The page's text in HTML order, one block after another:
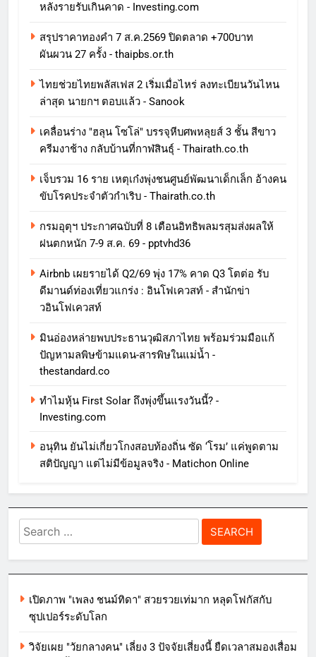
หลังรายรับเกินคาด - Investing.com
สรุปราคาทองคำ 7 ส.ค.2569 ปิดตลาด +700บาท
ผันผวน 27 ครั้ง - thaipbs.or.th
ไทยช่วยไทยพลัสเฟส 2 เริ่มเมื่อไหร่ ลงทะเบียนวันไหน
ล่าสุด นายกฯ ตอบแล้ว - Sanook
เคลื่อนร่าง "ฮลุน โซโล่" บรรจุหีบศพหลุยส์ 3 ชั้น สีขาว
ครีมงาช้าง กลับบ้านที่กาฬสินธุ์ - Thairath.co.th
เจ็บรวม 16 ราย เหตุเก๋งพุ่งชนศูนย์พัฒนาเด็กเล็ก อ้างคน
ขับโรคประจำตัวกำเริบ - Thairath.co.th
กรมอุตุฯ ประกาศฉบับที่ 8 เตือนอิทธิพลมรสุมส่งผลให้
ฝนตกหนัก 7-9 ส.ค. 69 - pptvhd36
Airbnb เผยรายได้ Q2/69 พุ่ง 17% คาด Q3 โตต่อ รับ
ดีมานด์ท่องเที่ยวแกร่ง : อินโฟเควสท์ - สำนักข่า
วอินโฟเควสท์
มินอ่องหล่ายพบประธานวุฒิสภาไทย พร้อมร่วมมือแก้
ปัญหามลพิษข้ามแดน-สารพิษในแม่น้ำ -
thestandard.co
ทําไมหุ้น First Solar ถึงพุ่งขึ้นแรงวันนี้? -
Investing.com
อนุทิน ยันไม่เกี่ยวโกงสอบท้องถิ่น ซัด ‘โรม’ แค่พูดตาม
สติปัญญา แต่ไม่มีข้อมูลจริง - Matichon Online
Search
for:
เปิดภาพ "เพลง ชนม์ทิดา" สวยรวยเท่มาก หลุดโฟกัสกับ
ซุปเปอร์ระดับโลก
วิจัยเผย "วัยกลางคน" เลี่ยง 3 ปัจจัยเสี่ยงนี้ ยืดเวลาสมองเสื่อม